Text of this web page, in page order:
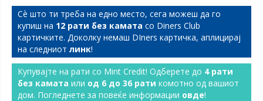
Сѐ што ти треба на едно место, сега можеш да го
купиш на 12 рати без камата со Diners Club
картичките. Доколку немаш DIners картичка, аплицирај
на следниот линк!
Купувајте на рати со Mint Credit! Одберете до 4 рати
без камата или од 6 до 36 рати комотно од вашиот
дом. Погледнете за повеќе информации овде!